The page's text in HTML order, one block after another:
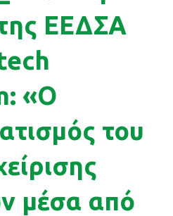
ΕΕΔΣΑ
«Ο
του
μέσα από